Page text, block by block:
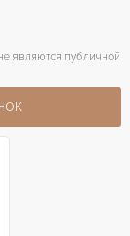
являются публичной